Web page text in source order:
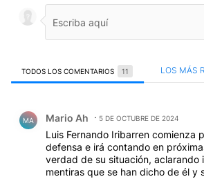
TODOS LOS COMENTARIOS 11 LOS MÁS
MA Mario Ah 5 DE OCTUBRE DE 2024
Luis Fernando Iribarren comienza
defensa e irá contando en
verdad de su situación, aclarando
mentiras que se han dicho de él y